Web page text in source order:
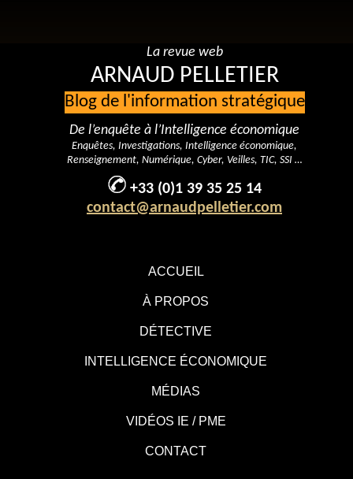
ACCUEIL
À PROPOS
DÉTECTIVE
INTELLIGENCE ÉCONOMIQUE
MÉDIAS
VIDÉOS IE / PME
CONTACT
La revue web
ARNAUD PELLETIER
Blog de l'information stratégique
De l’enquête à l’Intelligence économique
Enquêtes, Investigations, Intelligence économique,
Renseignement, Numérique, Cyber, Veilles, TIC, SSI …
+33 (0)1 39 35 25 14
contact@arnaudpelletier.com